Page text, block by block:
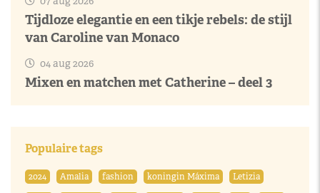
Tijdloze elegantie en een tikje rebels: de stijl
van Caroline van Monaco
04 aug 2026
Mixen en matchen met Catherine – deel 3
Populaire tags
2024 Amalia fashion koningin Máxima
Letizia